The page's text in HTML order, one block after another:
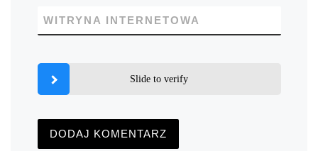
WITRYNA INTERNETOWA
Slide to verify